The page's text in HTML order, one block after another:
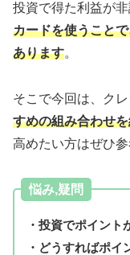
投資で得た利益が
カードを使うこと
あります。
そこで今回は、ク
すめの組み合わせ
高めたい方はぜひ参
悩み,疑問
・投資でポイント
・どうすればポイ